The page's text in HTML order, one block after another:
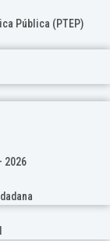
Pública (PTEP)
2026